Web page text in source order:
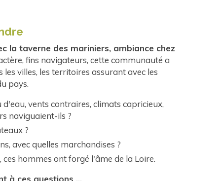
la taverne des mariniers, ambiance chez
fins navigateurs, cette communauté a
les villes, les territoires assurant avec les
pays.
vents contraires, climats capricieux,
naviguaient-ils ?
?
avec quelles marchandises ?
ces hommes ont forgé l'âme de la Loire.
à ces questions ...